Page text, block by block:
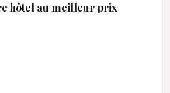
hôtel au meilleur prix